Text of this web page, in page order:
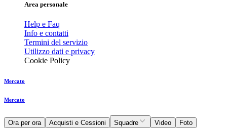
Area personale
Help e Faq
Info e contatti
Termini del servizio
Utilizzo dati e privacy
Cookie Policy
Mercato
Mercato
Ora per ora Acquisti e Cessioni Squadre Video Foto